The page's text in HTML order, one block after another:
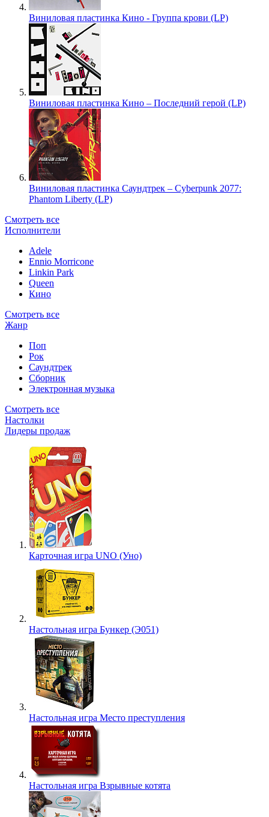
Виниловая пластинка Кино - Группа крови (LP)
Виниловая пластинка Кино – Последний герой (LP)
Виниловая пластинка Саундтрек – Cyberpunk 2077:
Phantom Liberty (LP)
Смотреть все
Исполнители
Adele
Ennio Morricone
Linkin Park
Queen
Кино
Смотреть все
Жанр
Поп
Рок
Саундтрек
Сборник
Электронная музыка
Смотреть все
Настолки
Лидеры продаж
Карточная игра UNO (Уно)
Настольная игра Бункер (Э051)
Настольная игра Место преступления
Настольная игра Взрывные котята